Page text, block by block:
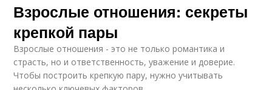
Взрослые отношения: секреты
крепкой пары
Взрослые отношения - это не только романтика и
страсть, но и ответственность, уважение и доверие.
Чтобы построить крепкую пару, нужно учитывать